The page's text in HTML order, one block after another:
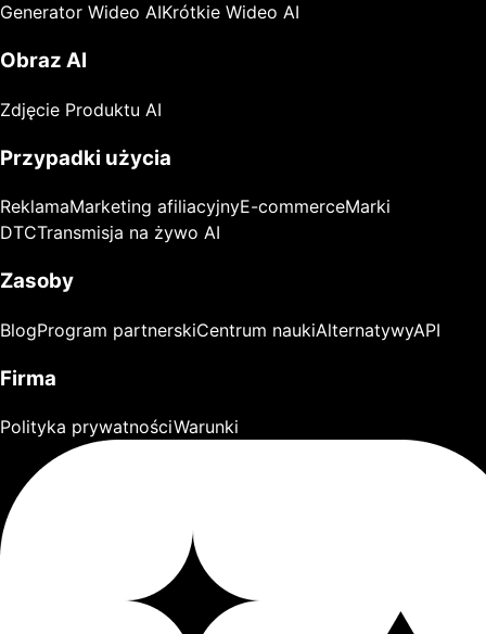
Generator Wideo AIKrótkie Wideo AI
Obraz AI
Zdjęcie Produktu AI
Przypadki użycia
ReklamaMarketing afiliacyjnyE-commerceMarki
DTCTransmisja na żywo AI
Zasoby
BlogProgram partnerskiCentrum naukiAlternatywyAPI
Firma
Polityka prywatnościWarunki